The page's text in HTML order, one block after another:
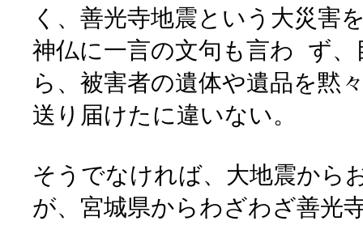
く、善光寺地震という大災害
神仏に一言の文句も言わ ず
ら、被害者の遺体や遺品を黙
送り届けたに違いない。
そうでなければ、大地震から
が、宮城県からわざわざ善光